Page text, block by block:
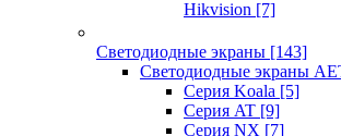
Hikvision [7]
Светодиодные экраны [143]
Светодиодные экраны
Cерия Koala [5]
Серия AT [9]
Серия NX [7]